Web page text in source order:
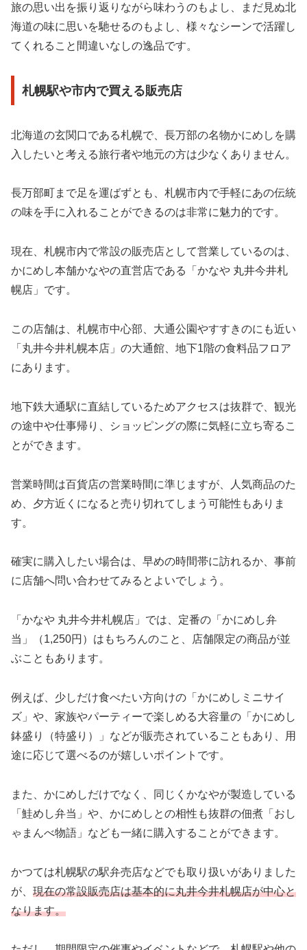
旅の思い出を振り返りながら味わうのもよし、まだ見ぬ北
海道の味に思いを馳せるのもよし、様々なシーンで活躍し
てくれること間違いなしの逸品です。
札幌駅や市内で買える販売店
北海道の玄関口である札幌で、長万部の名物かにめしを購
入したいと考える旅行者や地元の方は少なくありません。
長万部町まで足を運ばずとも、札幌市内で手軽にあの伝統
の味を手に入れることができるのは非常に魅力的です。
現在、札幌市内で常設の販売店として営業しているのは、
かにめし本舗かなやの直営店である「かなや 丸井今井札
幌店」です。
この店舗は、札幌市中心部、大通公園やすすきのにも近い
「丸井今井札幌本店」の大通館、地下1階の食料品フロア
にあります。
地下鉄大通駅に直結しているためアクセスは抜群で、観光
の途中や仕事帰り、ショッピングの際に気軽に立ち寄るこ
とができます。
営業時間は百貨店の営業時間に準じますが、人気商品のた
め、夕方近くになると売り切れてしまう可能性もありま
す。
確実に購入したい場合は、早めの時間帯に訪れるか、事前
に店舗へ問い合わせてみるとよいでしょう。
「かなや 丸井今井札幌店」では、定番の「かにめし弁
当」（1,250円）はもちろんのこと、店舗限定の商品が並
ぶこともあります。
例えば、少しだけ食べたい方向けの「かにめしミニサイ
ズ」や、家族やパーティーで楽しめる大容量の「かにめし
鉢盛り（特盛り）」などが販売されていることもあり、用
途に応じて選べるのが嬉しいポイントです。
また、かにめしだけでなく、同じくかなやが製造している
「鮭めし弁当」や、かにめしとの相性も抜群の佃煮「おし
ゃまんべ物語」なども一緒に購入することができます。
かつては札幌駅の駅弁売店などでも取り扱いがありました
が、 現在の常設販売店は基本的に丸井今井札幌店が中心と
なります。